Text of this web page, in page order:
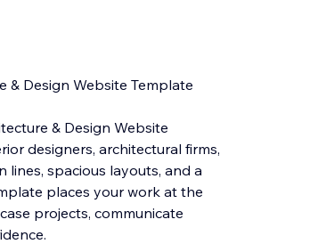
Design Website Template
& Design Website
designers, architectural firms,
lines, spacious layouts, and a
places your work at the
projects, communicate